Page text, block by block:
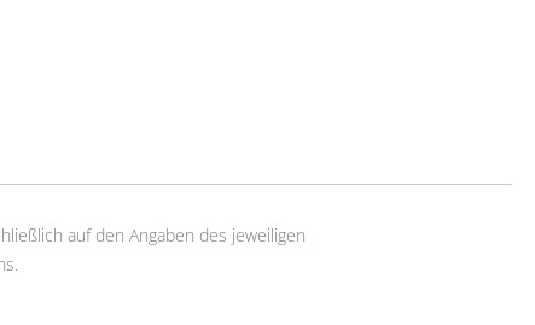
auf den Angaben des jeweiligen